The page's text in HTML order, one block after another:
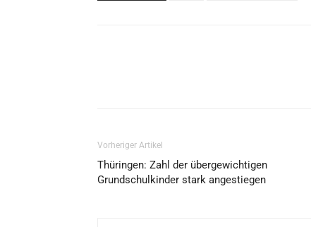
Vorheriger Artikel
Thüringen: Zahl der übergewichtigen
Grundschulkinder stark angestiegen